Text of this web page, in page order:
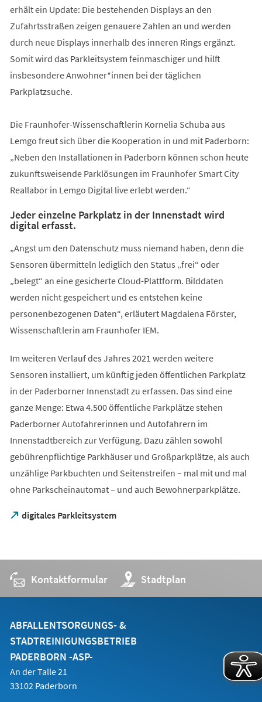
erhält ein Update: Die bestehenden Displays an den
Zufahrtsstraßen zeigen genauere Zahlen an und werden
durch neue Displays innerhalb des inneren Rings ergänzt.
Somit wird das Parkleitsystem feinmaschiger und hilft
insbesondere Anwohner*innen bei der täglichen
Parkplatzsuche.
Die Fraunhofer-Wissenschaftlerin Kornelia Schuba aus
Lemgo freut sich über die Kooperation in und mit Paderborn:
„Neben den Installationen in Paderborn können schon heute
zukunftsweisende Parklösungen im Fraunhofer Smart City
Reallabor in Lemgo Digital live erlebt werden.“
Jeder einzelne Parkplatz in der Innenstadt wird
digital erfasst.
„Angst um den Datenschutz muss niemand haben, denn die
Sensoren übermitteln lediglich den Status „frei“ oder
„belegt“ an eine gesicherte Cloud-Plattform. Bilddaten
werden nicht gespeichert und es entstehen keine
personenbezogenen Daten“, erläutert Magdalena Förster,
Wissenschaftlerin am Fraunhofer IEM.
Im weiteren Verlauf des Jahres 2021 werden weitere
Sensoren installiert, um künftig jeden öffentlichen Parkplatz
in der Paderborner Innenstadt zu erfassen. Das sind eine
ganze Menge: Etwa 4.500 öffentliche Parkplätze stehen
Paderborner Autofahrerinnen und Autofahrern im
Innenstadtbereich zur Verfügung. Dazu zählen sowohl
gebührenpflichtige Parkhäuser und Großparkplätze, als auch
unzählige Parkbuchten und Seitenstreifen – mal mit und mal
ohne Parkscheinautomat – und auch Bewohnerparkplätze.
digitales Parkleitsystem
(Öffnet
Tab)
Kontaktformular Stadtplan
(Öffnet
in
einem
Tab)
ABFALLENTSORGUNGS- &
STADTREINIGUNGSBETRIEB
PADERBORN -ASP-
An der Talle 21
33102 Paderborn